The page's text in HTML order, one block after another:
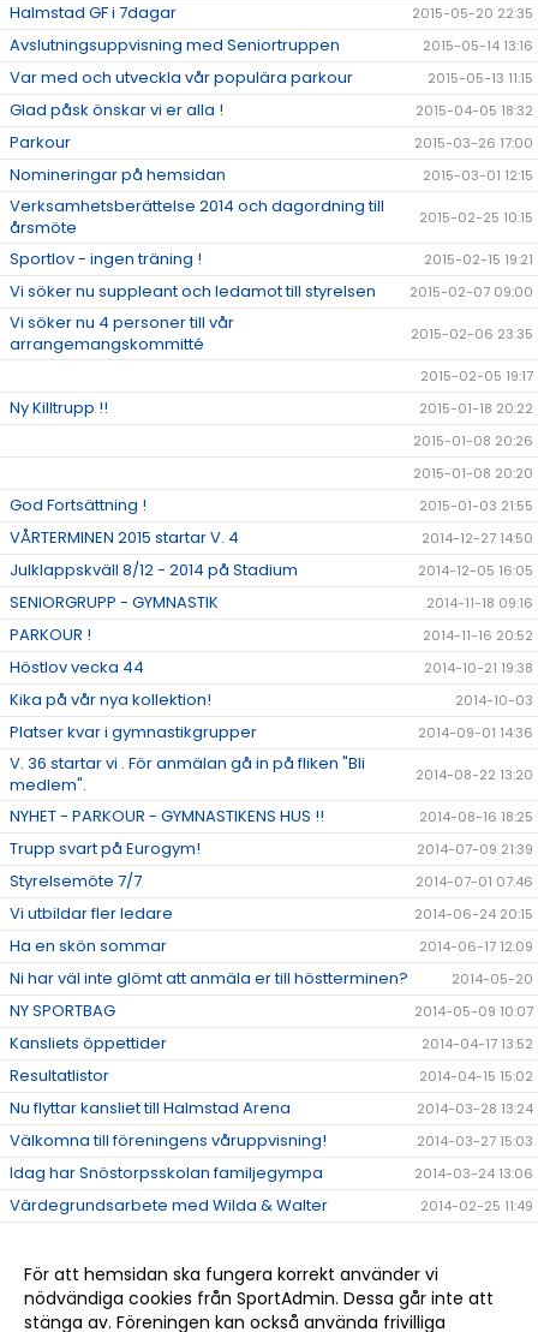
Halmstad GF i 7dagar 2015-05-20 22:35
Avslutningsuppvisning med Seniortruppen 2015-05-14 13:16
Var med och utveckla vår populära parkour 2015-05-13 11:15
Glad påsk önskar vi er alla ! 2015-04-05 18:32
Parkour 2015-03-26 17:00
Nomineringar på hemsidan 2015-03-01 12:15
Verksamhetsberättelse 2014 och dagordning till
årsmöte
2015-02-25 10:15
Sportlov - ingen träning ! 2015-02-15 19:21
Vi söker nu suppleant och ledamot till styrelsen 2015-02-07 09:00
Vi söker nu 4 personer till vår
arrangemangskommitté
2015-02-06 23:35
2015-02-05 19:17
Ny Killtrupp !!
2015-01-18 20:22
2015-01-08 20:26
2015-01-08 20:20
God Fortsättning ! 2015-01-03 21:55
VÅRTERMINEN 2015 startar V. 4 2014-12-27 14:50
Julklappskväll 8/12 - 2014 på Stadium 2014-12-05 16:05
SENIORGRUPP - GYMNASTIK 2014-11-18 09:16
PARKOUR ! 2014-11-16 20:52
Höstlov vecka 44 2014-10-21 19:38
Kika på vår nya kollektion! 2014-10-03
Platser kvar i gymnastikgrupper 2014-09-01 14:36
V. 36 startar vi . För anmälan gå in på fliken "Bli
medlem".
2014-08-22 13:20
NYHET - PARKOUR - GYMNASTIKENS HUS !! 2014-08-16 18:25
Trupp svart på Eurogym! 2014-07-09 21:39
Styrelsemöte 7/7 2014-07-01 07:46
Vi utbildar fler ledare 2014-06-24 20:15
Ha en skön sommar 2014-06-17 12:09
Ni har väl inte glömt att anmäla er till höstterminen? 2014-05-20
NY SPORTBAG 2014-05-09 10:07
Kansliets öppettider 2014-04-17 13:52
Resultatlistor 2014-04-15 15:02
Nu flyttar kansliet till Halmstad Arena 2014-03-28 13:24
Välkomna till föreningens våruppvisning! 2014-03-27 15:03
Idag har Snöstorpsskolan familjegympa 2014-03-24 13:06
Värdegrundsarbete med Wilda & Walter 2014-02-25 11:49
Tack till alla ledare! 2013-12-12 13:36
Ge bort något fint i julklapp 2013-12-12 13:35
För att hemsidan ska fungera korrekt använder vi
nödvändiga cookies från SportAdmin. Dessa går inte att
stänga av. Föreningen kan också använda frivilliga